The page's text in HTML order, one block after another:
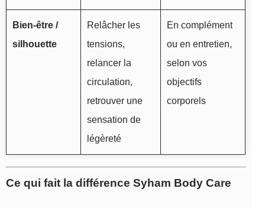
Bien-être /
silhouette
Relâcher les
tensions,
relancer la
circulation,
retrouver une
sensation de
légèreté
En complément
ou en entretien,
selon vos
objectifs
corporels
Ce qui fait la différence Syham Body Care